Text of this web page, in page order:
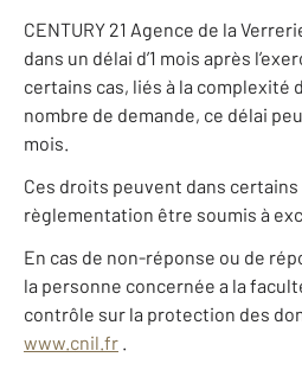
CENTURY 21 Agence de la
dans un délai d’1 mois après
certains cas, liés à la complexité
nombre de demande, ce délai
mois.
Ces droits peuvent dans certains
règlementation être soumis à
En cas de non-réponse ou de
la personne concernée a la
contrôle sur la protection des
www.cnil.fr .